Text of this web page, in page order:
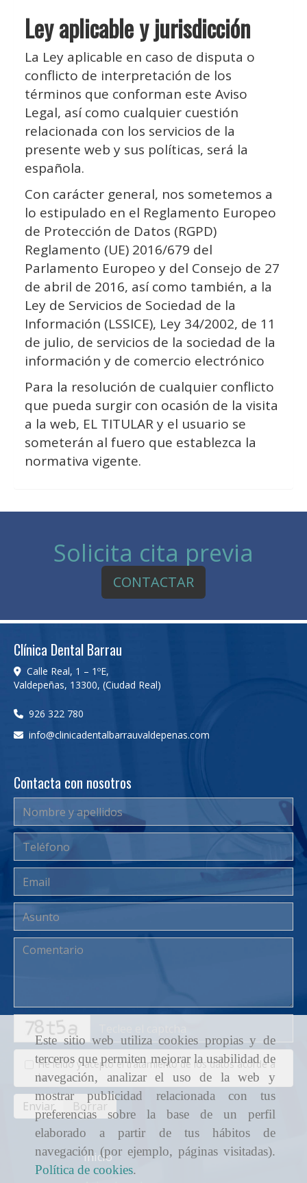
Este sitio web utiliza cookies propias y de
terceros que permiten mejorar la usabilidad de
navegación, analizar el uso de la web y
mostrar publicidad relacionada con tus
preferencias sobre la base de un perfil
elaborado a partir de tus hábitos de
navegación (por ejemplo, páginas visitadas).
Política de cookies.
Ley aplicable y jurisdicción
La Ley aplicable en caso de disputa o
conflicto de interpretación de los
términos que conforman este Aviso
Legal, así como cualquier cuestión
relacionada con los servicios de la
presente web y sus políticas, será la
española.
Con carácter general, nos sometemos a
lo estipulado en el Reglamento Europeo
de Protección de Datos (RGPD)
Reglamento (UE) 2016/679 del
Parlamento Europeo y del Consejo de 27
de abril de 2016, así como también, a la
Ley de Servicios de Sociedad de la
Información (LSSICE), Ley 34/2002, de 11
de julio, de servicios de la sociedad de la
información y de comercio electrónico
Para la resolución de cualquier conflicto
que pueda surgir con ocasión de la visita
a la web, EL TITULAR y el usuario se
someterán al fuero que establezca la
normativa vigente.
Solicita cita previa
CONTACTAR
Clínica Dental Barrau
Calle Real, 1 – 1ºE,
Valdepeñas, 13300, (Ciudad Real)
926 322 780
info
clinicadentalbarrauvaldepenas.com
Contacta con nosotros
He leído y acepto el tratamiento de los datos acorde a
lapolítica de privacidad
Enviar Borrar
Inicio